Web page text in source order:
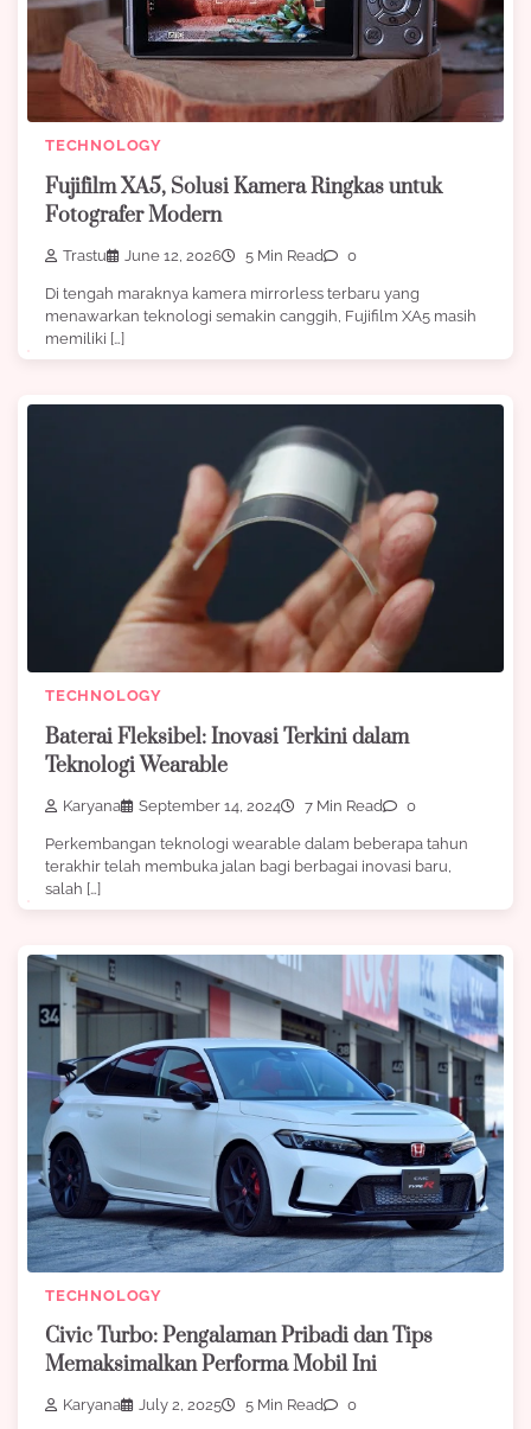
TECHNOLOGY
Fujifilm XA5, Solusi Kamera Ringkas untuk
Fotografer Modern
Trastu June 12, 2026 5 Min Read 0
Di tengah maraknya kamera mirrorless terbaru yang
menawarkan teknologi semakin canggih, Fujifilm XA5 masih
memiliki […]
TECHNOLOGY
Baterai Fleksibel: Inovasi Terkini dalam
Teknologi Wearable
Karyana September 14, 2024 7 Min Read 0
Perkembangan teknologi wearable dalam beberapa tahun
terakhir telah membuka jalan bagi berbagai inovasi baru,
salah […]
TECHNOLOGY
Civic Turbo: Pengalaman Pribadi dan Tips
Memaksimalkan Performa Mobil Ini
Karyana July 2, 2025 5 Min Read 0